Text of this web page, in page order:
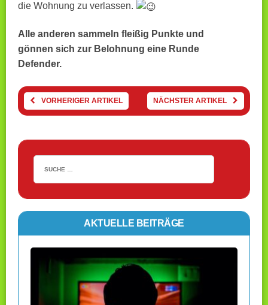
die Wohnung zu verlassen.
Alle anderen sammeln fleißig Punkte und
gönnen sich zur Belohnung eine Runde
Defender.
VORHERIGER ARTIKEL NÄCHSTER ARTIKEL
AKTUELLE BEITRÄGE